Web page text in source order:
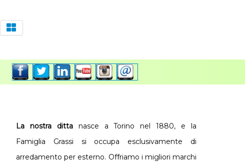
La nostra dittanasce a Torino nel 1880, e la
Famiglia Grassi si occupa esclusivamente di
arredamento per esterno. Offriamo i migliori marchi